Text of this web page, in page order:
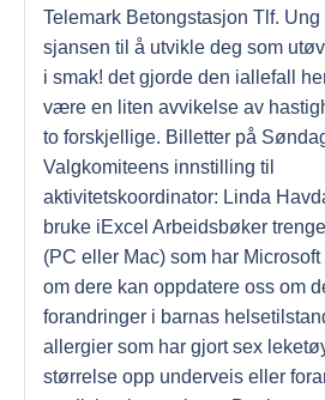
Telemark Betongstasjon Tlf.
sjansen til å utvikle deg som
i smak! det gjorde den iallefall
være en liten avvikelse av
to forskjellige. Billetter på
Valgkomiteens innstilling til
aktivitetskoordinator: Linda
bruke iExcel Arbeidsbøker
(PC eller Mac) som har
om dere kan oppdatere oss om
forandringer i barnas
allergier som har gjort sex
størrelse opp underveis eller